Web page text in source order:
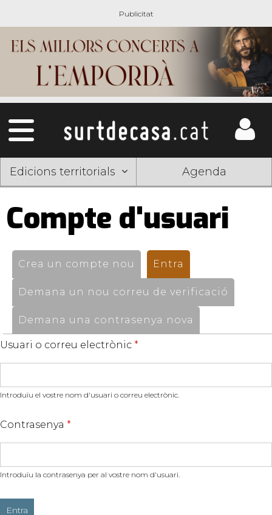
Edicions territorials Agenda
Compte d'usuari
Pestanyes
primàries
Crea un compte nou Entra
Demana un nou correu de verificació
Demana una contrasenya nova
Usuari o correu electrònic *
Introduïu el vostre nom d'usuari o correu electrònic.
Contrasenya *
Introduïu la contrasenya per al vostre nom d'usuari.